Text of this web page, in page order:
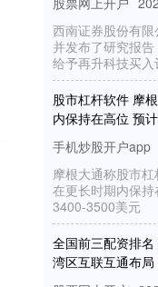
西南证券股份有限
并发布了研究报
给予再升科技买
股市杠杆软件 摩
内保持在高位 预
手机炒股开户app
摩根大通称股市
在更长时期内保
3400-3500美元
全国前三配资排
湾区互联互通布局
股票网上开户